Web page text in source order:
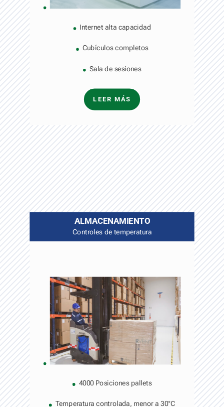
Internet alta capacidad
Cubículos completos
Sala de sesiones
LEER MÁS
ALMACENAMIENTO
Controles de temperatura
4000 Posiciones pallets
Temperatura controlada, menor a 30°C